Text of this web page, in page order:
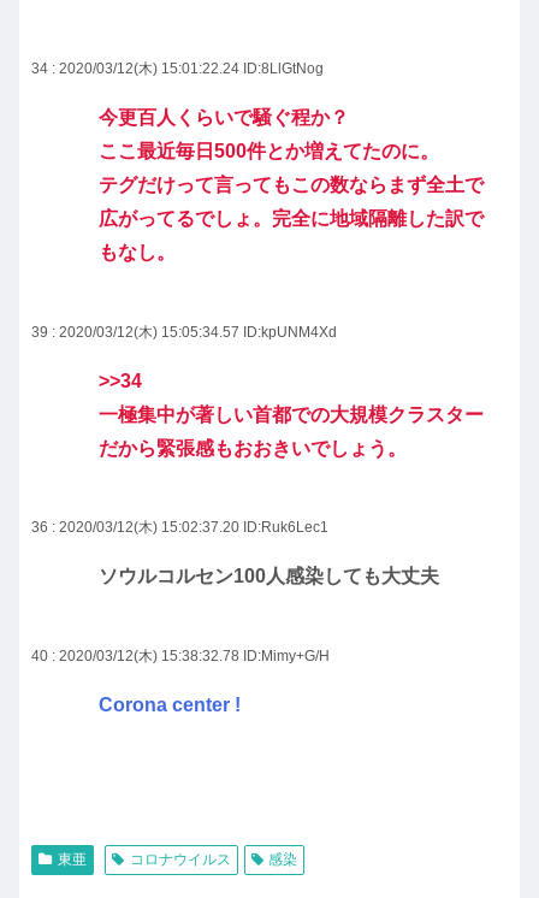
34 : 2020/03/12(木) 15:01:22.24 ID:8LlGtNog
今更百人くらいで騒ぐ程か？
ここ最近毎日500件とか増えてたのに。
テグだけって言ってもこの数ならまず全土で
広がってるでしょ。完全に地域隔離した訳で
もなし。
39 : 2020/03/12(木) 15:05:34.57 ID:kpUNM4Xd
>>34
一極集中が著しい首都での大規模クラスター
だから緊張感もおおきいでしょう。
36 : 2020/03/12(木) 15:02:37.20 ID:Ruk6Lec1
ソウルコルセン100人感染しても大丈夫
40 : 2020/03/12(木) 15:38:32.78 ID:Mimy+G/H
Corona center !
東亜 コロナウイルス 感染